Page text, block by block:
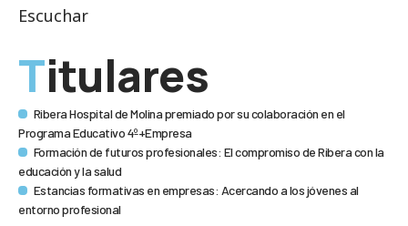
Escuchar
Titulares
Ribera Hospital de Molina premiado por su colaboración en el
Programa Educativo 4º+Empresa
Formación de futuros profesionales: El compromiso de Ribera con la
educación y la salud
Estancias formativas en empresas: Acercando a los jóvenes al
entorno profesional